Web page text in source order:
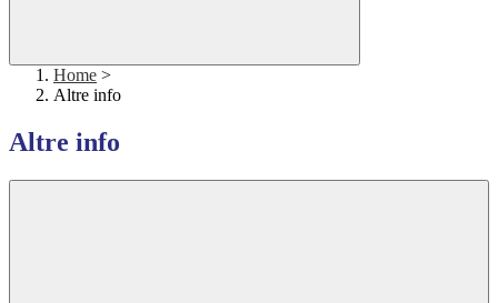
Home >
Altre info
Altre info